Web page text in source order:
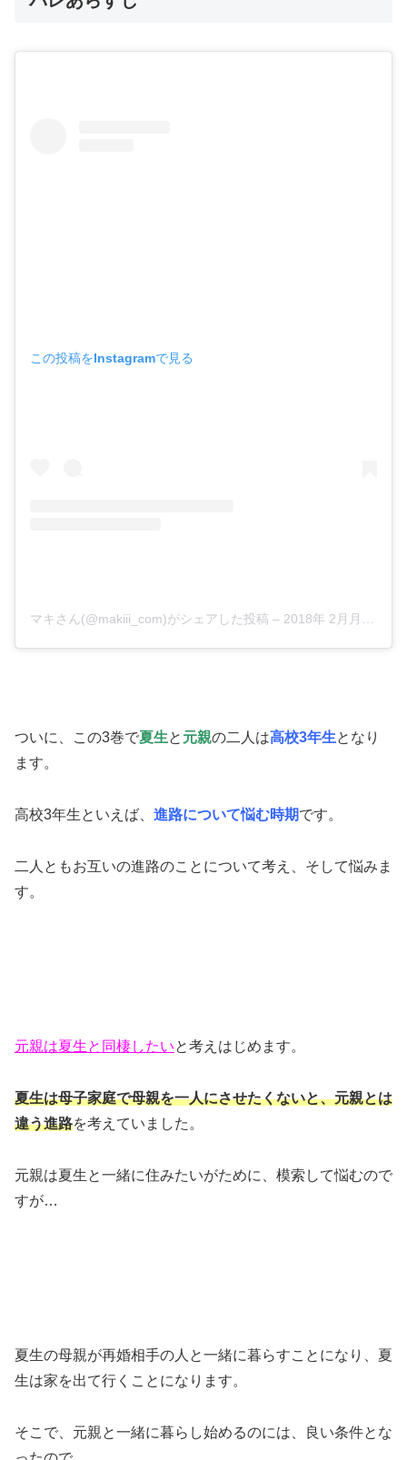
この投稿をInstagramで見る
マキさん(@makiii_com)がシェアした投稿 – 2018年 2月月26日午前8時39分PST
ついに、この3巻で夏生と 元親の二人は高校3年生となり
ます。
高校3年生といえば、 進路について悩む時期です。
二人ともお互いの進路のことについて考え、そして悩みま
す。
元親は夏生と同棲したいと考えはじめます。
夏生は母子家庭で母親を一人にさせたくないと、元親とは
違う進路を考えていました。
元親は夏生と一緒に住みたいがために、模索して悩むので
すが…
夏生の母親が再婚相手の人と一緒に暮らすことになり、夏
生は家を出て行くことになります。
そこで、元親と一緒に暮らし始めるのには、良い条件とな